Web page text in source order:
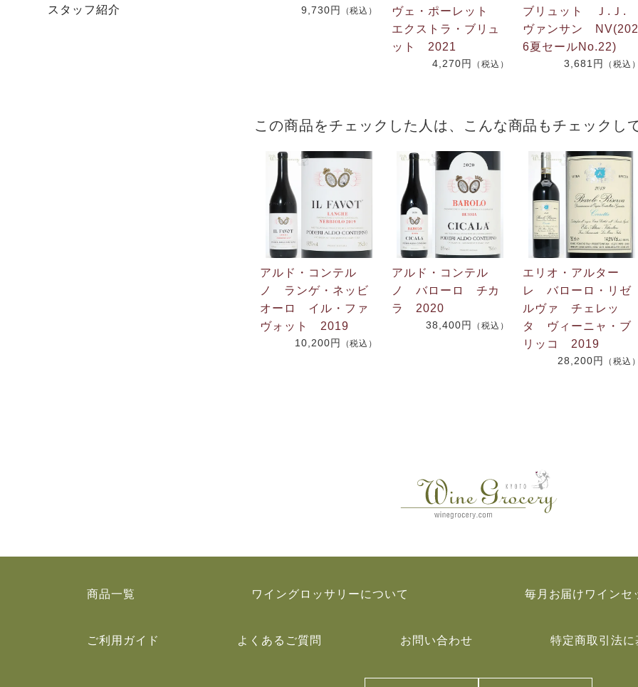
スタッフ紹介 9,730円 （税込）
ヴェ・ポーレット
エクストラ・ブリュ
ット 2021
4,270円 （税込）
ブリュット Ｊ.Ｊ.
ヴァンサン NV(202
6夏セールNo.22)
3,681円 （税込）
この商品をチェックした人は、こんな商品もチェックし
アルド・コンテル
ノ ランゲ・ネッビ
オーロ イル・ファ
ヴォット 2019
10,200円 （税込）
アルド・コンテル
ノ バローロ チカ
ラ 2020
38,400円 （税込）
エリオ・アルター
レ バローロ・リゼ
ルヴァ チェレッ
タ ヴィーニャ・ブ
リッコ 2019
28,200円 （税込）
商品一覧 ワイングロッサリーについて 毎月お届けワインセ
ご利用ガイド よくあるご質問 お問い合わせ 特定商取引法に